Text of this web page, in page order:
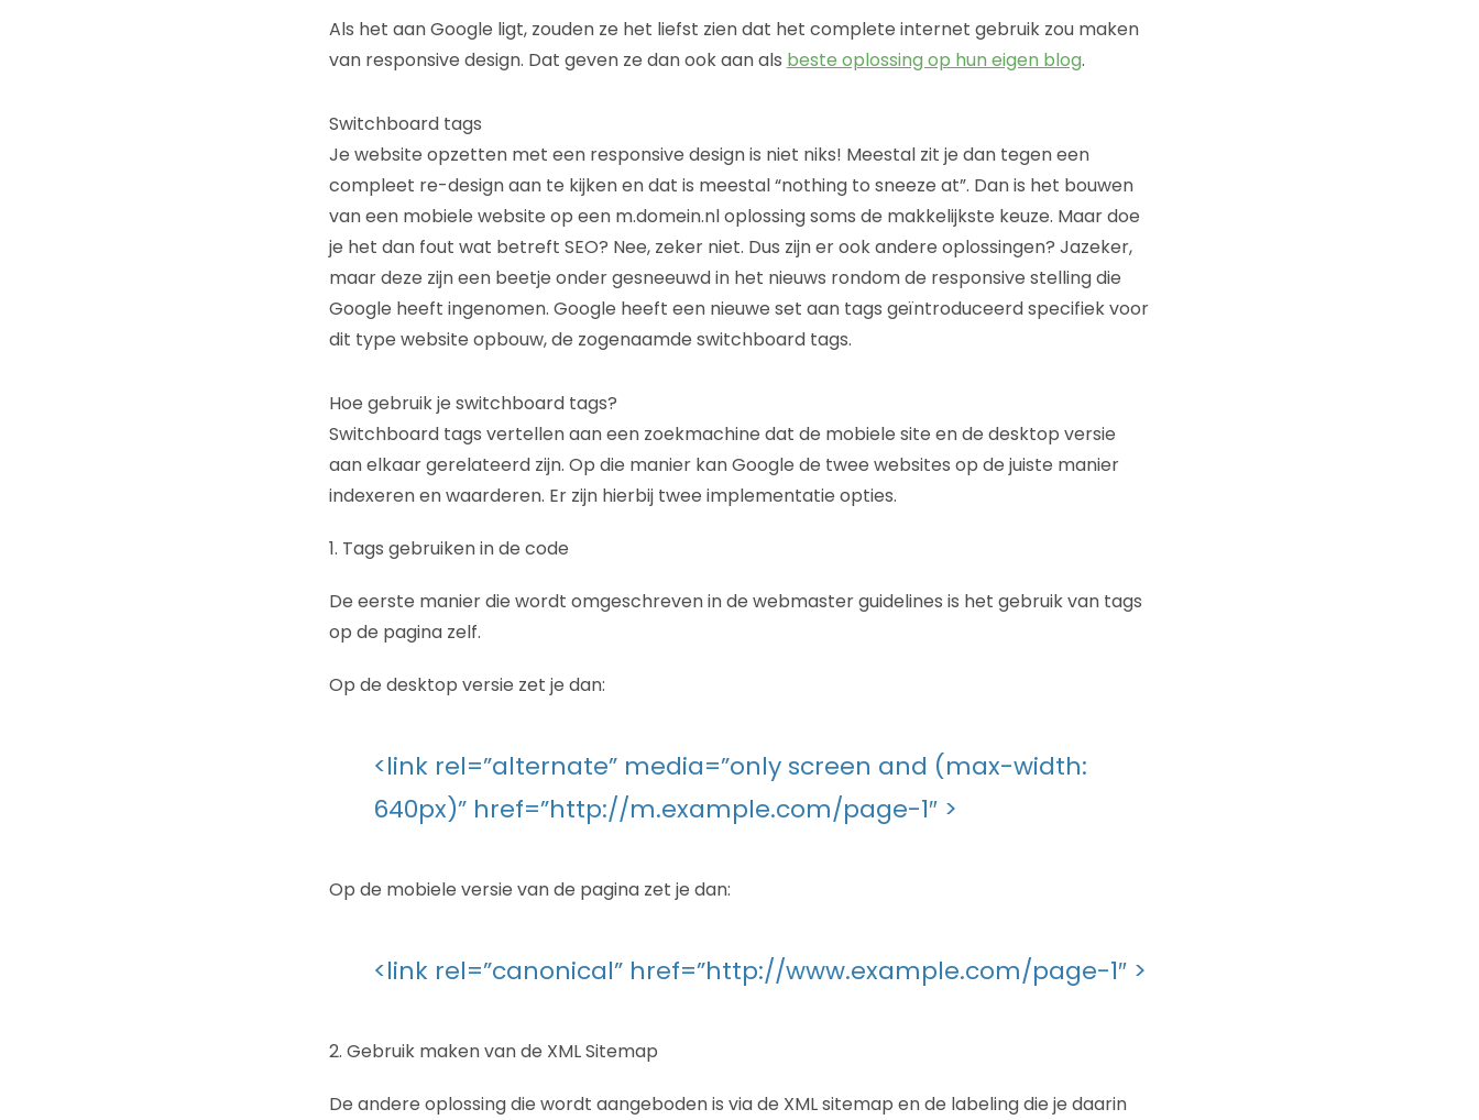
Als het aan Google ligt, zouden ze het liefst zien dat het complete internet gebruik zou maken
van responsive design. Dat geven ze dan ook aan als beste oplossing op hun eigen blog.
Switchboard tags
Je website opzetten met een responsive design is niet niks! Meestal zit je dan tegen een
compleet re-design aan te kijken en dat is meestal “nothing to sneeze at”. Dan is het bouwen
van een mobiele website op een m.domein.nl oplossing soms de makkelijkste keuze. Maar doe
je het dan fout wat betreft SEO? Nee, zeker niet. Dus zijn er ook andere oplossingen? Jazeker,
maar deze zijn een beetje onder gesneeuwd in het nieuws rondom de responsive stelling die
Google heeft ingenomen. Google heeft een nieuwe set aan tags geïntroduceerd specifiek voor
dit type website opbouw, de zogenaamde switchboard tags.
Hoe gebruik je switchboard tags?
Switchboard tags vertellen aan een zoekmachine dat de mobiele site en de desktop versie
aan elkaar gerelateerd zijn. Op die manier kan Google de twee websites op de juiste manier
indexeren en waarderen. Er zijn hierbij twee implementatie opties.
1. Tags gebruiken in de code
De eerste manier die wordt omgeschreven in de webmaster guidelines is het gebruik van tags
op de pagina zelf.
Op de desktop versie zet je dan:
<link rel=”alternate” media=”only screen and (max-width:
640px)” href=”http://m.example.com/page-1″ >
Op de mobiele versie van de pagina zet je dan:
<link rel=”canonical” href=”http://www.example.com/page-1″ >
2. Gebruik maken van de XML Sitemap
De andere oplossing die wordt aangeboden is via de XML sitemap en de labeling die je daarin